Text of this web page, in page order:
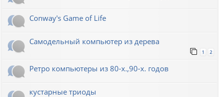
Conway's Game of Life
Самодельный компьютер из дерева
1 2
Ретро компьютеры из 80-х.,90-х. годов
кустарные триоды